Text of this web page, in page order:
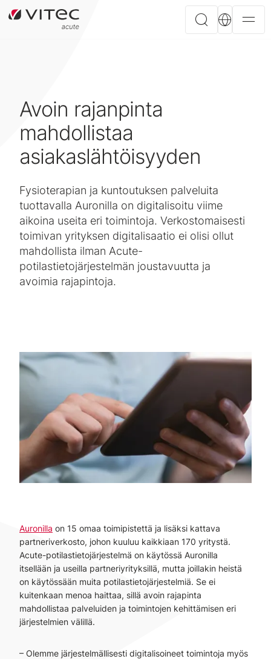
Avoin rajanpinta
mahdollistaa
asiakaslähtöisyyden
Fysioterapian ja kuntoutuksen palveluita
tuottavalla Auronilla on digitalisoitu viime
aikoina useita eri toimintoja. Verkostomaisesti
toimivan yrityksen digitalisaatio ei olisi ollut
mahdollista ilman Acute-
potilastietojärjestelmän joustavuutta ja
avoimia rajapintoja.
Auronilla on 15 omaa toimipistettä ja lisäksi kattava
partneriverkosto, johon kuuluu kaikkiaan 170 yritystä.
Acute-potilastietojärjestelmä on käytössä Auronilla
itsellään ja useilla partneriyrityksillä, mutta joillakin heistä
on käytössään muita potilastietojärjestelmiä. Se ei
kuitenkaan menoa haittaa, sillä avoin rajapinta
mahdollistaa palveluiden ja toimintojen kehittämisen eri
järjestelmien välillä.
– Olemme järjestelmällisesti digitalisoineet toimintoja myös